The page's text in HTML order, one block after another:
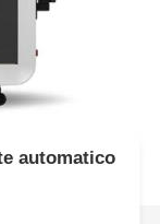
automatico